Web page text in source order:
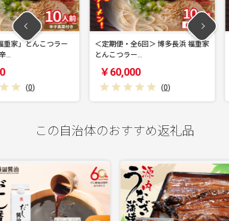
こつラー
＜定期便・全6回＞ 博多長浜 福重家
とんこつラー…
￥60,000
(0)
＜定期便
この自治体のおすすめ返礼品